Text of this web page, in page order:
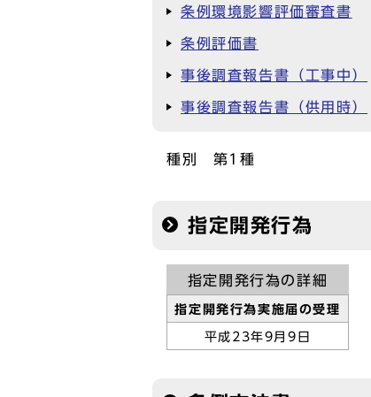
条例環境影響評価審査書
条例評価書
事後調査報告書（工事中）
事後調査報告書（供用時）
種別 第1種
指定開発行為
指定開発行為の詳細
指定開発行為実施届の受理
平成23年9月9日